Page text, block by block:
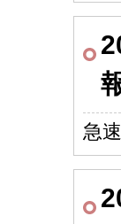
急